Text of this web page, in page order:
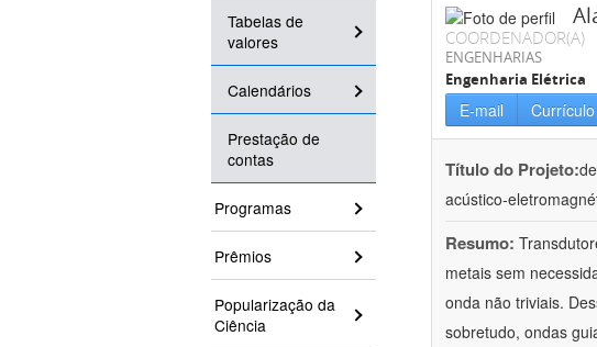
Tabelas de
valores
Calendários
Prestação de
contas
Programas
Prêmios
Popularização da
Ciência
COORDENADOR(A)
ENGENHARIAS
Engenharia Elétrica
E-mail Currículo
Título do Projeto:
acústico-
Resumo:
metais sem
onda não triviais.
sobretudo, ondas